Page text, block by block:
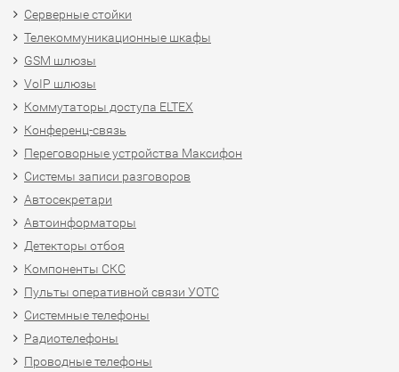
Серверные стойки
Телекоммуникационные шкафы
GSM шлюзы
VoIP шлюзы
Коммутаторы доступа ELTEX
Конференц-связь
Переговорные устройства Максифон
Системы записи разговоров
Автосекретари
Автоинформаторы
Детекторы отбоя
Компоненты СКС
Пульты оперативной связи УОТС
Системные телефоны
Радиотелефоны
Проводные телефоны